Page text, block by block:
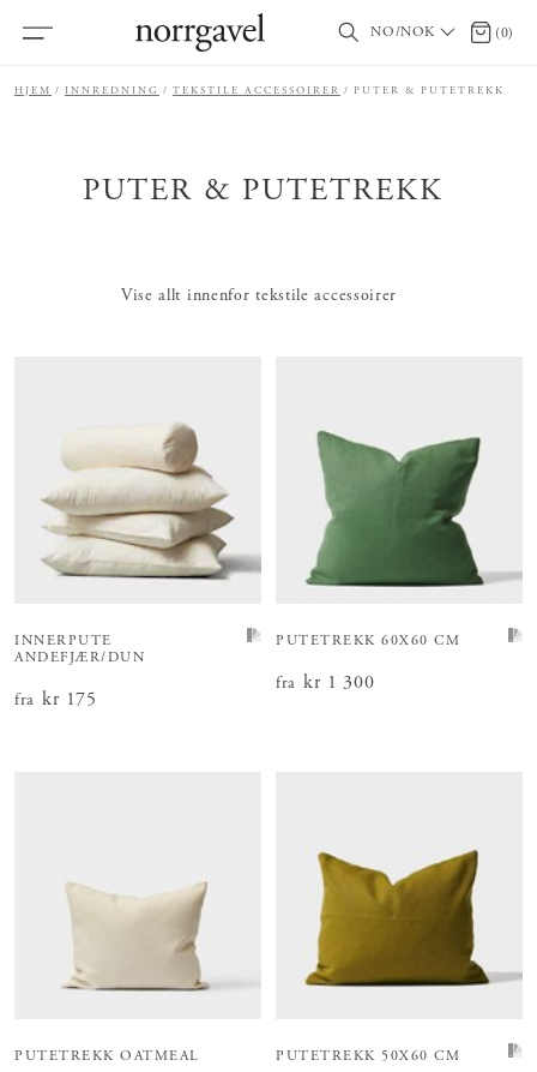
NO/NOK 0 (0)
HJEM INNREDNING TEKSTILE ACCESSOIRER PUTER & PUTETREKK
PUTER & PUTETREKK
Vise allt innenfor tekstile accessoirer
INNERPUTE
ANDEFJÆR/DUN
fra Pris:kr 175
kr 175
PUTETREKK 60X60 CM
fra Pris :kr 1 300
kr 1 300
PUTETREKK OATMEAL PUTETREKK 50X60 CM